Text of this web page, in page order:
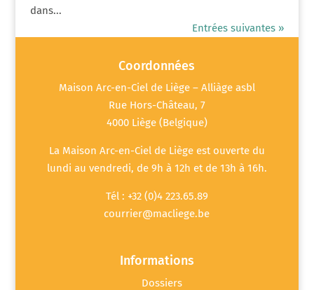
dans...
Entrées suivantes »
Coordonnées
Maison Arc-en-Ciel de Liège – Alliàge asbl
Rue Hors-Château, 7
4000 Liège (Belgique)
La Maison Arc-en-Ciel de Liège est ouverte du
lundi au vendredi, de 9h à 12h et de 13h à 16h.
Tél : +32 (0)4 223.65.89
courrier@macliege.be
Informations
Dossiers